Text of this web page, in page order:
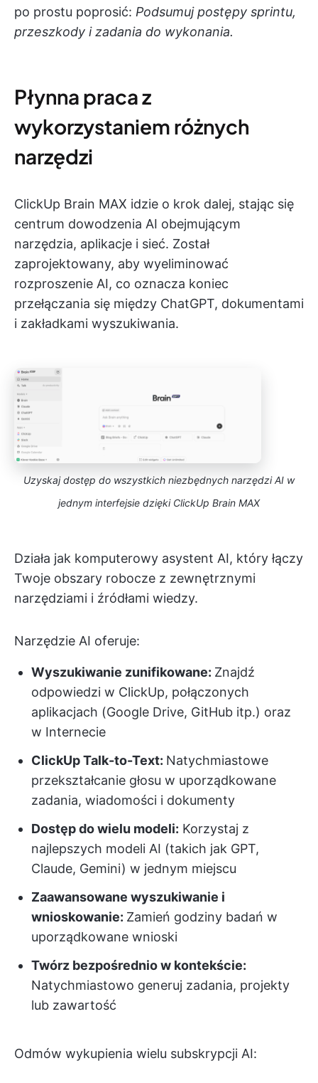
po prostu poprosić: Podsumuj postępy sprintu,
przeszkody i zadania do wykonania.
Płynna praca z
wykorzystaniem różnych
narzędzi
ClickUp Brain MAX idzie o krok dalej, stając się
centrum dowodzenia AI obejmującym
narzędzia, aplikacje i sieć. Został
zaprojektowany, aby wyeliminować
rozproszenie AI, co oznacza koniec
przełączania się między ChatGPT, dokumentami
i zakładkami wyszukiwania.
Uzyskaj dostęp do wszystkich niezbędnych narzędzi AI w
jednym interfejsie dzięki ClickUp Brain MAX
Działa jak komputerowy asystent AI, który łączy
Twoje obszary robocze z zewnętrznymi
narzędziami i źródłami wiedzy.
Narzędzie AI oferuje:
Wyszukiwanie zunifikowane: Znajdź
odpowiedzi w ClickUp, połączonych
aplikacjach (Google Drive, GitHub itp.) oraz
w Internecie
ClickUp Talk-to-Text: Natychmiastowe
przekształcanie głosu w uporządkowane
zadania, wiadomości i dokumenty
Dostęp do wielu modeli: Korzystaj z
najlepszych modeli AI (takich jak GPT,
Claude, Gemini) w jednym miejscu
Zaawansowane wyszukiwanie i
wnioskowanie: Zamień godziny badań w
uporządkowane wnioski
Twórz bezpośrednio w kontekście:
Natychmiastowo generuj zadania, projekty
lub zawartość
Odmów wykupienia wielu subskrypcji AI: